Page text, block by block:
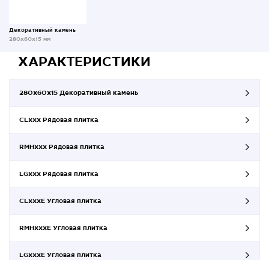
Декоративный камень
280x60x15 мм
ХАРАКТЕРИСТИКИ
280x60x15 Декоративный камень
CLxxx Рядовая плитка
RMHxxx Рядовая плитка
LGxxx Рядовая плитка
CLxxxE Угловая плитка
RMHxxxE Угловая плитка
LGxxxE Угловая плитка